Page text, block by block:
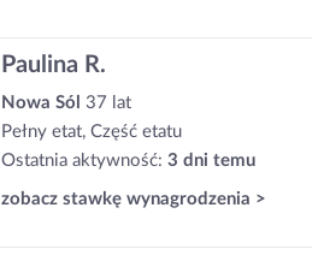
Paulina R.
Nowa Sól 37 lat
Pełny etat, Część etatu
Ostatnia aktywność: 3 dni temu
zobacz stawkę wynagrodzenia >